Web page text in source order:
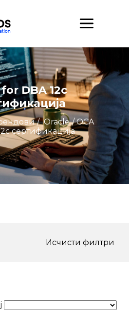
DBA 12c
/ Oracle / OCA
сертификација
Исчисти филтри